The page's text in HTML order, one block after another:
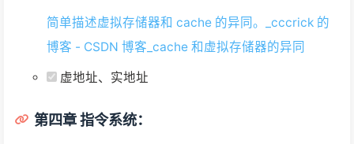
简单描述虚拟存储器和 cache 的异同。_cccrick 的
博客 - CSDN 博客_cache 和虚拟存储器的异同
虚地址、实地址
第四章 指令系统：